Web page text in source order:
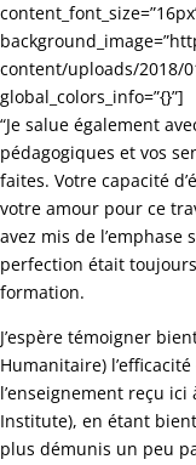
content/uploads/2018/
global_colors_info=”{}”]
“Je salue également
pédagogiques et vos
faites. Votre capacité
votre amour pour ce
avez mis de
perfection était
formation.
J’espère témoigner
Humanitaire)
l’enseignement reçu
Institute), en étant
plus démunis un peu